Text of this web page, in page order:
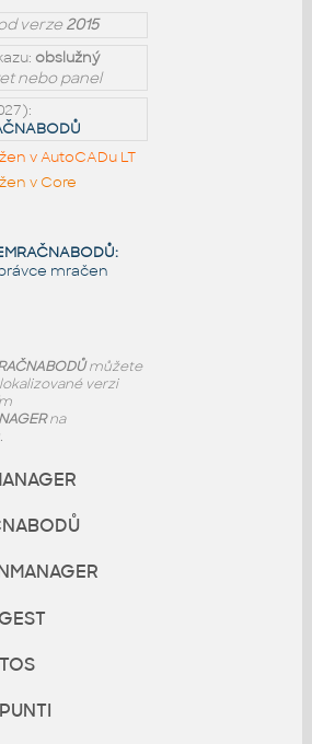
verze2015
obslužný
nebo panel
v AutoCADu LT
v Core
mračen
můžete
verzi
na